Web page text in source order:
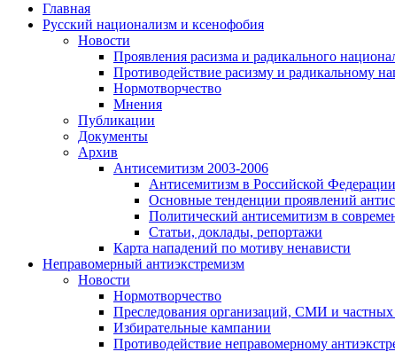
Главная
Русский национализм и ксенофобия
Новости
Проявления расизма и радикального
Противодействие расизму и радикальному
Нормотворчество
Мнения
Публикации
Документы
Архив
Антисемитизм 2003-2006
Антисемитизм в Российской Федерации
Основные тенденции проявлений
Политический антисемитизм в
Статьи, доклады, репортажи
Карта нападений по мотиву ненависти
Неправомерный антиэкстремизм
Новости
Нормотворчество
Преследования организаций, СМИ и
Избирательные кампании
Противодействие неправомерному